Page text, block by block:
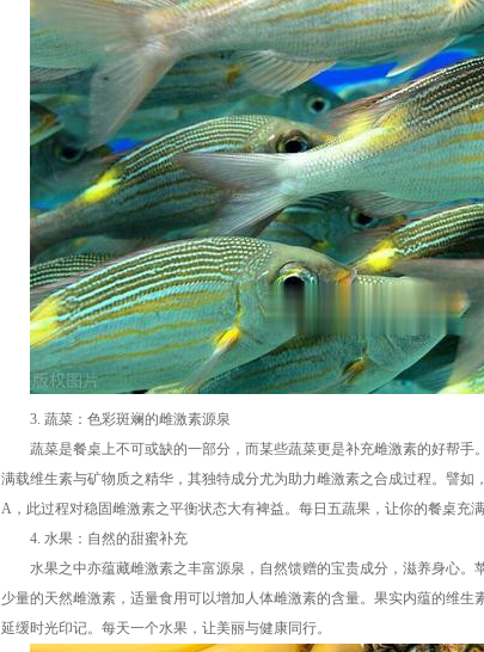
3. 蔬菜：色彩斑斓的雌激素源泉
蔬菜是餐桌上不可或缺的一部分，而某些蔬菜更是补充雌激素的好帮手
满载维生素与矿物质之精华，其独特成分尤为助力雌激素之合成过程。譬
A，此过程对稳固雌激素之平衡状态大有裨益。每日五蔬果，让你的餐桌充
4. 水果：自然的甜蜜补充
水果之中亦蕴藏雌激素之丰富源泉，自然馈赠的宝贵成分，滋养身心
少量的天然雌激素，适量食用可以增加人体雌激素的含量。果实内蕴的维生
延缓时光印记。每天一个水果，让美丽与健康同行。